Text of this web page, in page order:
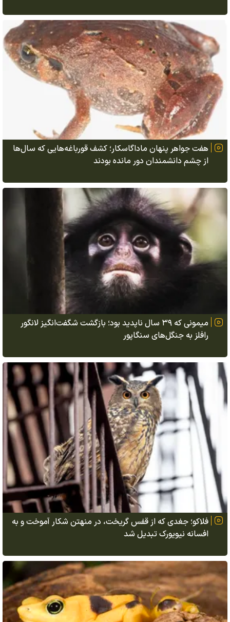
هفت جواهر پنهان ماداگاسکار؛ کشف قورباغه‌هایی که سال‌ها
از چشم دانشمندان دور مانده بودند
میمونی که ۳۹ سال ناپدید بود؛ بازگشت شگفت‌انگیز لانگور
رافلز به جنگل‌های سنگاپور
فلاکو؛ جغدی که از قفس گریخت، در منهتن شکار آموخت و به
افسانه نیویورک تبدیل شد